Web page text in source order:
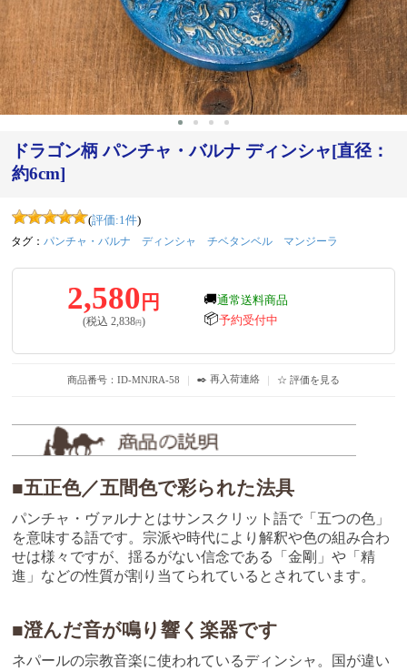
ドラゴン柄 パンチャ・バルナ ディンシャ[直径：
約6cm]
(評価:1件)
タグ： パンチャ・バルナ ディンシャ チベタンベル マンジーラ
2,580 円
(税込 2,838円)
🚚通常送料商品
📦予約受付中
商品番号：ID-MNJRA-58 ｜ ✒️ 再入荷連絡 ｜ ☆ 評価を見る
■五正色／五間色で彩られた法具
パンチャ・ヴァルナとはサンスクリット語で「五つの色」
を意味する語です。宗派や時代により解釈や色の組み合わ
せは様々ですが、揺るがない信念である「金剛」や「精
進」などの性質が割り当てられているとされています。
■澄んだ音が鳴り響く楽器です
ネパールの宗教音楽に使われているディンシャ。国が違い